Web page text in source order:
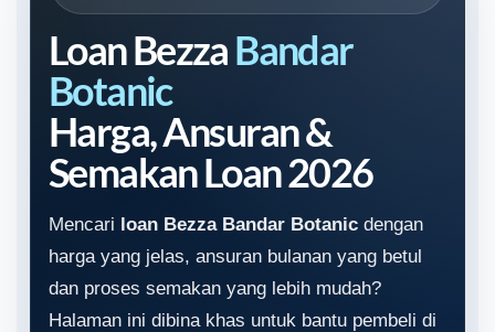
Loan BezzaBandar
Botanic
Harga, Ansuran &
Semakan Loan 2026
Mencari loan Bezza Bandar Botanic dengan
harga yang jelas, ansuran bulanan yang betul
dan proses semakan yang lebih mudah?
Halaman ini dibina khas untuk bantu pembeli di